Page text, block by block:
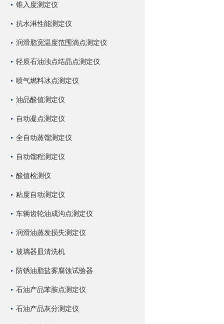
锥入度测定仪
抗水淋性能测定仪
润滑脂宽温度范围滴点测定仪
轻质石油浊点结晶点测定仪
喷气燃料冰点测定仪
油品酸值测定仪
自动凝点测定仪
全自动蒸馏测定仪
自动馏程测定仪
酸值检测仪
粘度自动测定仪
车辆齿轮油成沟点测定仪
润滑油蒸发损失测定仪
玻璃器皿清洗机
防锈油脂盐雾腐蚀试验器
石油产品苯胺点测定仪
石油产品灰分测定仪